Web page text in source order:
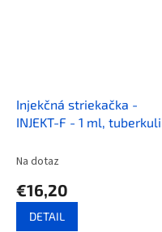
Injekčná striekačka -
INJEKT-F - 1 ml, tuberkulin
Na dotaz
€16,20
DETAIL